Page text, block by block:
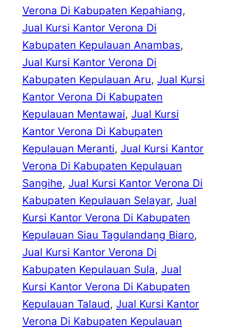
Verona Di Kabupaten Kepahiang
Jual Kursi Kantor Verona Di
Kabupaten Kepulauan Anambas
Jual Kursi Kantor Verona Di
Kabupaten Kepulauan Aru, Jual Kursi
Kantor Verona Di Kabupaten
Kepulauan Mentawai, Jual Kursi
Kantor Verona Di Kabupaten
Kepulauan Meranti, Jual Kursi Kantor
Verona Di Kabupaten Kepulauan
Sangihe, Jual Kursi Kantor Verona Di
Kabupaten Kepulauan Selayar, Jual
Kursi Kantor Verona Di Kabupaten
Kepulauan Siau Tagulandang Biaro
Jual Kursi Kantor Verona Di
Kabupaten Kepulauan Sula, Jual
Kursi Kantor Verona Di Kabupaten
Kepulauan Talaud, Jual Kursi Kantor
Verona Di Kabupaten Kepulauan